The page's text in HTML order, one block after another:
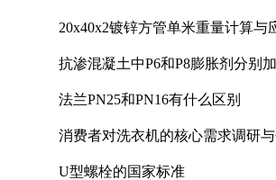
20x40x2镀锌方管单米重量计算与
抗渗混凝土中P6和P8膨胀剂分别
法兰PN25和PN16有什么区别
消费者对洗衣机的核心需求调研
U型螺栓的国家标准